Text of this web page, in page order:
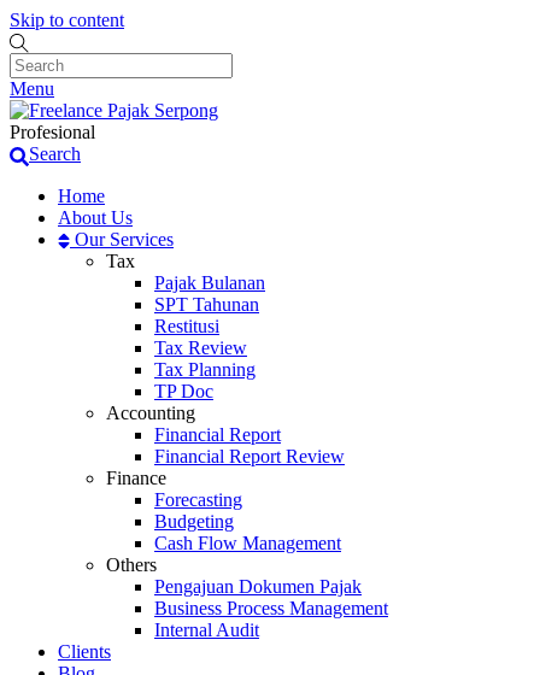
Skip to content
Menu
Profesional
Search
Home
About Us
Our Services
Tax
Pajak Bulanan
SPT Tahunan
Restitusi
Tax Review
Tax Planning
TP Doc
Accounting
Financial Report
Financial Report Review
Finance
Forecasting
Budgeting
Cash Flow Management
Others
Pengajuan Dokumen Pajak
Business Process Management
Internal Audit
Clients